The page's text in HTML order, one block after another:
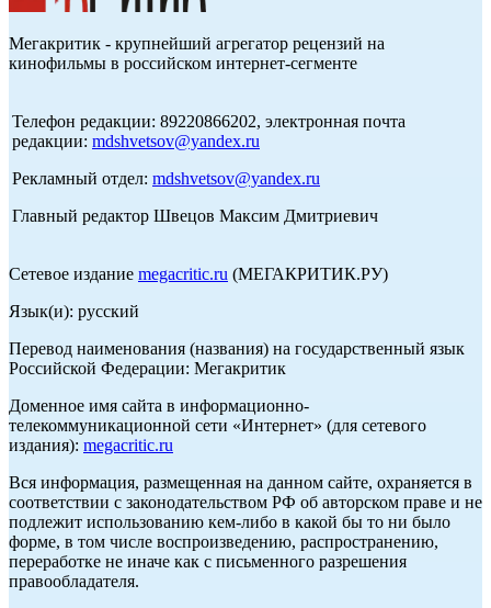
Мегакритик - крупнейший агрегатор рецензий на
кинофильмы в российском интернет-сегменте
Телефон редакции: 89220866202, электронная почта
редакции: mdshvetsov@yandex.ru
Рекламный отдел: mdshvetsov@yandex.ru
Главный редактор Швецов Максим Дмитриевич
Сетевое издание megacritic.ru (МЕГАКРИТИК.РУ)
Язык(и): русский
Перевод наименования (названия) на государственный язык
Российской Федерации: Мегакритик
Доменное имя сайта в информационно-
телекоммуникационной сети «Интернет» (для сетевого
издания): megacritic.ru
Вся информация, размещенная на данном сайте, охраняется в
соответствии с законодательством РФ об авторском праве и не
подлежит использованию кем-либо в какой бы то ни было
форме, в том числе воспроизведению, распространению,
переработке не иначе как с письменного разрешения
правообладателя.